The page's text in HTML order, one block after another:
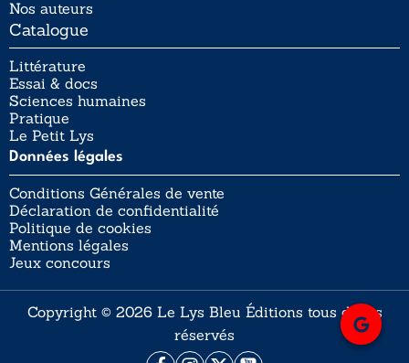
Nos auteurs
Catalogue
Littérature
Essai & docs
Sciences humaines
Pratique
Le Petit Lys
Données légales
Conditions Générales de vente
Déclaration de confidentialité
Politique de cookies
Mentions légales
Jeux concours
Copyright © 2026 Le Lys Bleu Éditions tous droits
réservés